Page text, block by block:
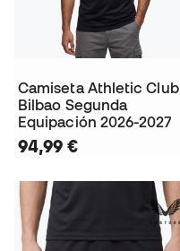
Camiseta Athletic Club
Bilbao Segunda
Equipación 2026-2027
94,99 €